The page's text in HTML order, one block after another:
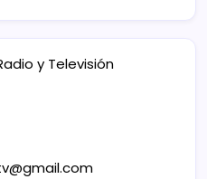
y Televisión